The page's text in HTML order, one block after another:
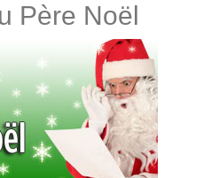
Père Noël